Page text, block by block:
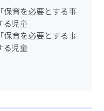
保育を必要とする事
る児童
保育を必要とする事
る児童